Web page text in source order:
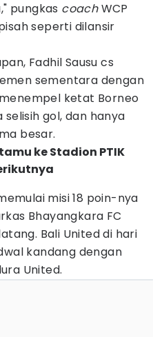
pungkas coachWCP
seperti dilansir
Fadhil Sausu cs
sementara dengan
ketat Borneo
gol, dan hanya
besar.
ke Stadion PTIK
misi 18 poin-nya
Bhayangkara FC
Bali United di hari
kandang dengan
United.